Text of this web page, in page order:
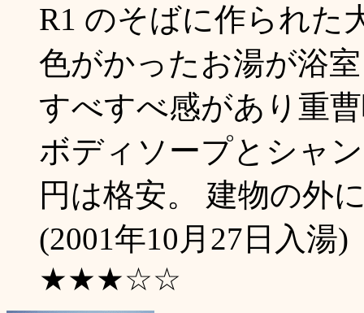
R1 のそばに作られた
色がかったお湯が浴
すべすべ感があり重
ボディソープとシャ
円は格安。 建物の外
(2001年10月27日入湯)
★★★☆☆